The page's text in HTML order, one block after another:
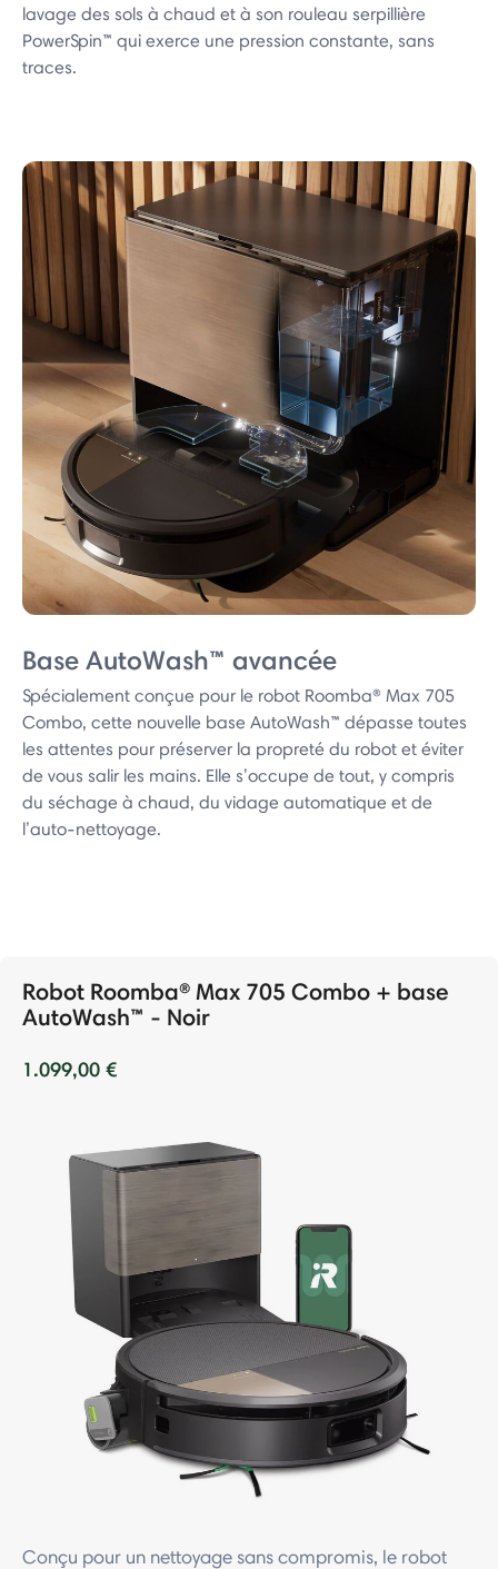
lavage des sols à chaud et à son rouleau serpillière
PowerSpin™ qui exerce une pression constante, sans
traces.
Base AutoWash™ avancée
Spécialement conçue pour le robot Roomba® Max 705
Combo, cette nouvelle base AutoWash™ dépasse toutes
les attentes pour préserver la propreté du robot et éviter
de vous salir les mains. Elle s’occupe de tout, y compris
du séchage à chaud, du vidage automatique et de
l’auto-nettoyage.
Robot Roomba® Max 705 Combo + base
AutoWash™ - Noir
1.099,00 €
Conçu pour un nettoyage sans compromis, le robot